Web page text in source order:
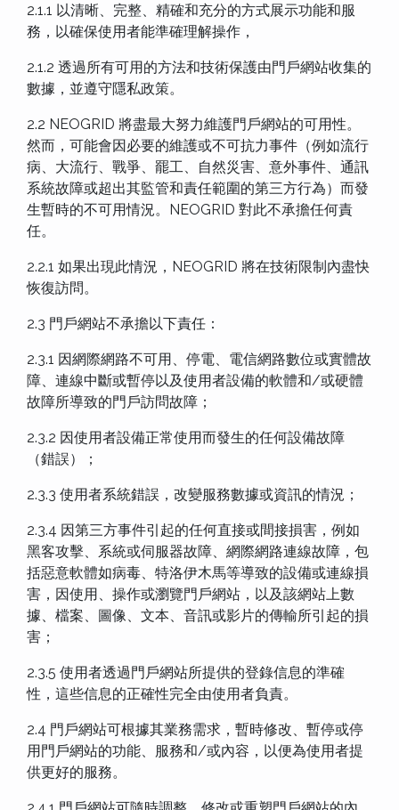
2.1.1 以清晰、完整、精確和充分的方式展示功能和服
務，以確保使用者能準確理解操作，
2.1.2 透過所有可用的方法和技術保護由門戶網站收集的
數據，並遵守隱私政策。
2.2 NEOGRID 將盡最大努力維護門戶網站的可用性。
然而，可能會因必要的維護或不可抗力事件（例如流行
病、大流行、戰爭、罷工、自然災害、意外事件、通訊
系統故障或超出其監管和責任範圍的第三方行為）而發
生暫時的不可用情況。NEOGRID 對此不承擔任何責
任。
2.2.1 如果出現此情況，NEOGRID 將在技術限制內盡快
恢復訪問。
2.3 門戶網站不承擔以下責任：
2.3.1 因網際網路不可用、停電、電信網路數位或實體故
障、連線中斷或暫停以及使用者設備的軟體和/或硬體
故障所導致的門戶訪問故障；
2.3.2 因使用者設備正常使用而發生的任何設備故障
（錯誤）；
2.3.3 使用者系統錯誤，改變服務數據或資訊的情況；
2.3.4 因第三方事件引起的任何直接或間接損害，例如
黑客攻擊、系統或伺服器故障、網際網路連線故障，包
括惡意軟體如病毒、特洛伊木馬等導致的設備或連線損
害，因使用、操作或瀏覽門戶網站，以及該網站上數
據、檔案、圖像、文本、音訊或影片的傳輸所引起的損
害；
2.3.5 使用者透過門戶網站所提供的登錄信息的準確
性，這些信息的正確性完全由使用者負責。
2.4 門戶網站可根據其業務需求，暫時修改、暫停或停
用門戶網站的功能、服務和/或內容，以便為使用者提
供更好的服務。